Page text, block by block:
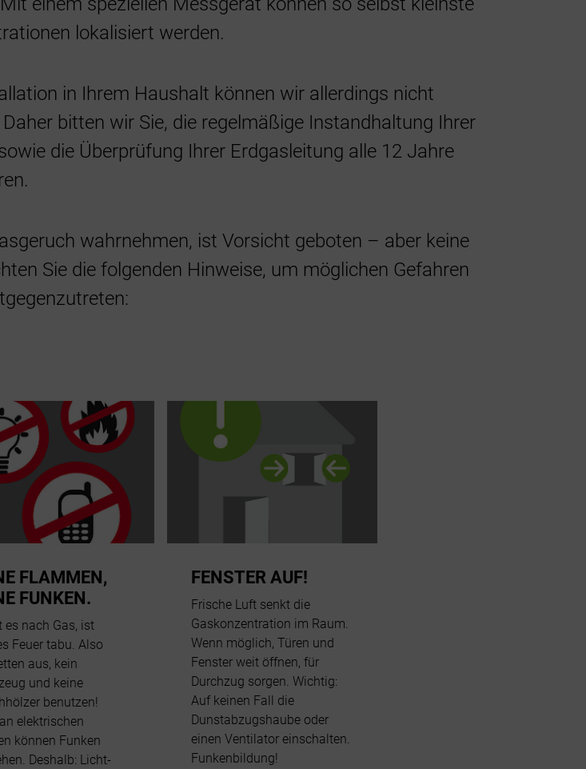
lokalisiert werden.
in Ihrem Haushalt können wir allerdings nicht
bitten wir Sie, die regelmäßige Instandhaltung Ihrer
die Überprüfung Ihrer Erdgasleitung alle 12 Jahre
wahrnehmen, ist Vorsicht geboten – aber keine
Sie die folgenden Hinweise, um möglichen Gefahren
FLAMMEN,
FUNKEN.
es nach Gas, ist
Feuer tabu. Also
aus, kein
und keine
benutzen!
elektrischen
können Funken
Deshalb: Licht-
FENSTER AUF!
Frische Luft senkt die
Gaskonzentration im Raum.
Wenn möglich, Türen und
Fenster weit öffnen, für
Durchzug sorgen. Wichtig:
Auf keinen Fall die
Dunstabzugshaube oder
einen Ventilator einschalten.
Funkenbildung!